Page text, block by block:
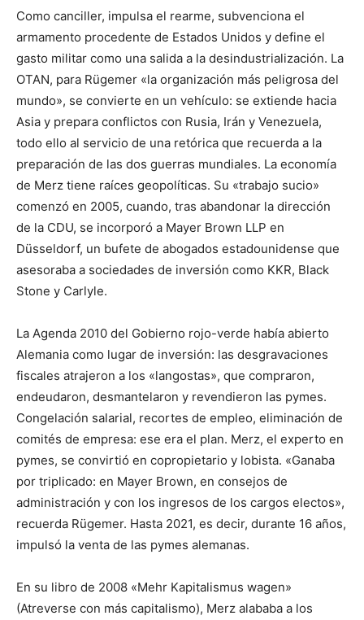
Como canciller, impulsa el rearme, subvenciona el
armamento procedente de Estados Unidos y define el
gasto militar como una salida a la desindustrialización. La
OTAN, para Rügemer «la organización más peligrosa del
mundo», se convierte en un vehículo: se extiende hacia
Asia y prepara conflictos con Rusia, Irán y Venezuela,
todo ello al servicio de una retórica que recuerda a la
preparación de las dos guerras mundiales. La economía
de Merz tiene raíces geopolíticas. Su «trabajo sucio»
comenzó en 2005, cuando, tras abandonar la dirección
de la CDU, se incorporó a Mayer Brown LLP en
Düsseldorf, un bufete de abogados estadounidense que
asesoraba a sociedades de inversión como KKR, Black
Stone y Carlyle.
La Agenda 2010 del Gobierno rojo-verde había abierto
Alemania como lugar de inversión: las desgravaciones
fiscales atrajeron a los «langostas», que compraron,
endeudaron, desmantelaron y revendieron las pymes.
Congelación salarial, recortes de empleo, eliminación de
comités de empresa: ese era el plan. Merz, el experto en
pymes, se convirtió en copropietario y lobista. «Ganaba
por triplicado: en Mayer Brown, en consejos de
administración y con los ingresos de los cargos electos»,
recuerda Rügemer. Hasta 2021, es decir, durante 16 años,
impulsó la venta de las pymes alemanas.
En su libro de 2008 «Mehr Kapitalismus wagen»
(Atreverse con más capitalismo), Merz alababa a los